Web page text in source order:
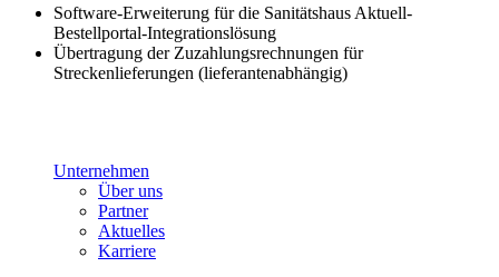
Software-Erweiterung für die Sanitätshaus Aktuell-
Bestellportal-Integrationslösung
Übertragung der Zuzahlungsrechnungen für
Streckenlieferungen (lieferantenabhängig)
Unternehmen
Über uns
Partner
Aktuelles
Karriere